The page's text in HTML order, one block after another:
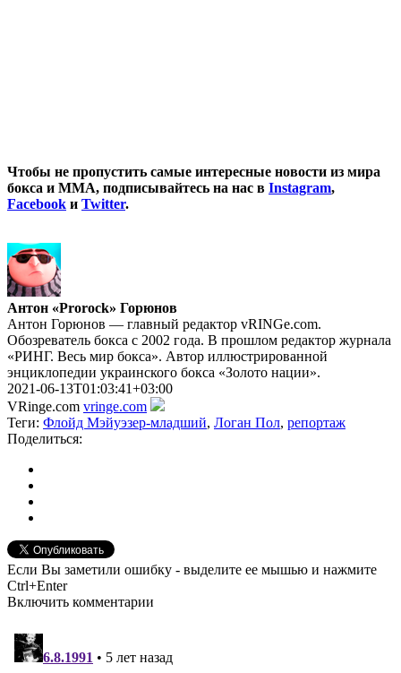
Чтобы не пропустить самые интересные новости из мира
бокса и ММА, подписывайтесь на нас в Instagram,
Facebook и Twitter.
Антон «Prorock» Горюнов
Антон Горюнов — главный редактор vRINGe.com.
Обозреватель бокса с 2002 года. В прошлом редактор журнала
«РИНГ. Весь мир бокса». Автор иллюстрированной
энциклопедии украинского бокса «Золото нации».
2021-06-13T01:03:41+03:00
VRinge.com vringe.com
Теги: Флойд Мэйуэзер-младший, Логан Пол, репортаж
Поделиться:
Если Вы заметили ошибку - выделите ее мышью и нажмите
Ctrl+Enter
Включить комментарии